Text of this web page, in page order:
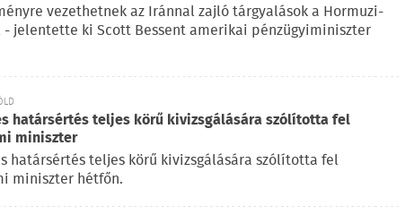
vezethetnek az Iránnal zajló tárgyalások a Hormuzi-
jelentette ki Scott Bessent amerikai pénzügyiminiszter
határsértés teljes körű kivizsgálására szólította fel
miniszter
határsértés teljes körű kivizsgálására szólította fel
miniszter hétfőn.